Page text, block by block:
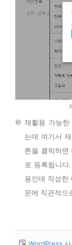
재활용 가능한
는데 여기서
튼을 클릭하면
로 등록됩니
용인데 작성한
문에 직관적으